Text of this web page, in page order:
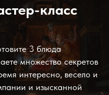
класс
3 блюда
множество секретов
интересно, весело и
и изысканной